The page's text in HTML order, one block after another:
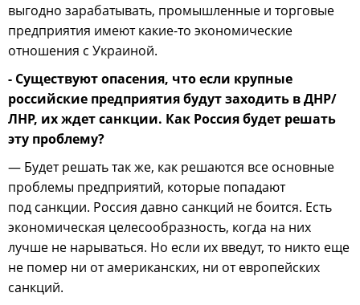
выгодно зарабатывать, промышленные и торговые
предприятия имеют какие-то экономические
отношения с Украиной.
- Существуют опасения, что если крупные
российские предприятия будут заходить в ДНР/
ЛНР, их ждет санкции. Как Россия будет решать
эту проблему?
— Будет решать так же, как решаются все основные
проблемы предприятий, которые попадают
под санкции. Россия давно санкций не боится. Есть
экономическая целесообразность, когда на них
лучше не нарываться. Но если их введут, то никто еще
не помер ни от американских, ни от европейских
санкций.